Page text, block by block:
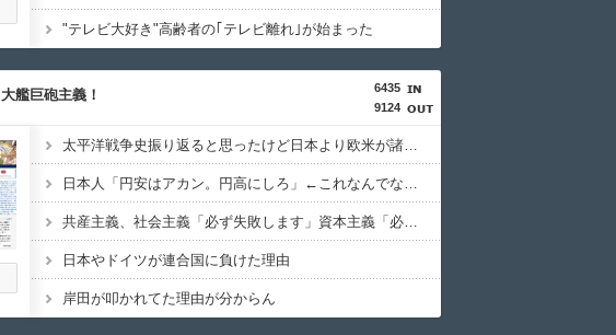
"テレビ大好き"高齢者の｢テレビ離れ｣が始まった
6435
9124
大艦巨砲主義！
太平洋戦争史振り返ると思ったけど日本より欧米が諸悪の根源やん
日本人「円安はアカン。円高にしろ」←これなんでなんや
共産主義、社会主義「必ず失敗します」資本主義「必ず少子化します」
日本やドイツが連合国に負けた理由
岸田が叩かれてた理由が分からん